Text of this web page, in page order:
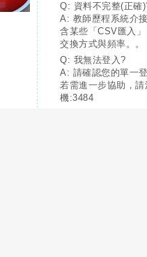
Q: 資料不完整(正確
A: 教師歷程系統介
含某些「CSV匯入
交換方式與頻率。。
Q: 我無法登入?
A: 請確認您的單一
若需進一步協助，
機:3484